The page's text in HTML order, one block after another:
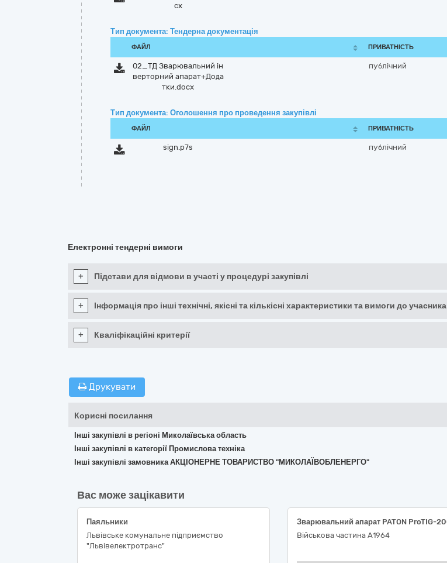
cx
Тип документа: Тендерна документація
ФАЙЛ ПРИВАТНІСТЬ
02_ТД Зварювальний ін
верторний апарат+Дода
тки.docx
публічний
Тип документа: Оголошення про проведення закупівлі
ФАЙЛ ПРИВАТНІСТЬ
sign.p7s публічний
Електронні тендерні вимоги
+ Підстави для відмови в участі у процедурі закупівлі
+ Інформація про інші технічні, якісні та кількісні характеристики та вимоги до учасника
+ Кваліфікаційні критерії
Друкувати
Корисні посилання
Інші закупівлі в регіоні Миколаївська область
Інші закупівлі в категорії Промислова техніка
Інші закупівлі замовника АКЦІОНЕРНЕ ТОВАРИСТВО "МИКОЛАЇВОБЛЕНЕРГО"
Вас може зацікавити
Паяльники
Львівське комунальне підприємство
"Львівелектротранс"
Військова частина А1964